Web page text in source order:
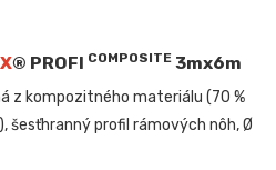
X® PROFI COMPOSITE 3mx6m
z kompozitného materiálu (70 %
šesťhranný profil rámových nôh, Ø